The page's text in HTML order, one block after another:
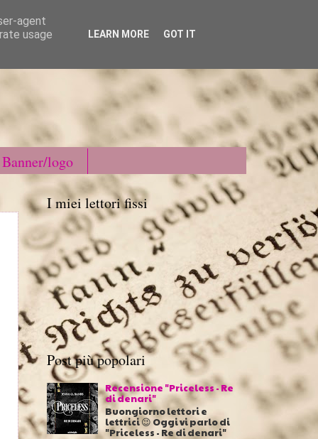
Banner/logo
I miei lettori fissi
Post più popolari
Recensione "Priceless - Re
di denari"
Buongiorno lettori e
lettrici 😉 Oggi vi parlo di
"Priceless - Re di denari"
agent
usage
LEARN MORE GOT IT